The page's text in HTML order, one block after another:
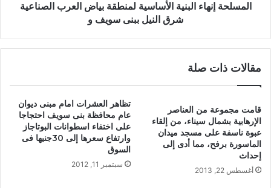
المسلحة إنهاء البنية الأساسية لمنطقة بياض العرب الصناعية
شرق النيل ببنى سويف و
مقالات ذات صلة
قامت مجموعة من العناصر
الإرهابية بشمال سيناء، من إلقاء
عبوة ناسفة على مسجد ميدان
الماسورة برفح، مما أدى إلى
إحداث
أغسطس 22, 2013
تظاهر العشرات امام مبنى ديوان
عام محافظة بنى سويف احتجاجا
على اختفاء اسطوانات البوتاجاز
وارتفاع سعرها إلى 30جنيها فى
السوق
سبتمبر 11, 2012